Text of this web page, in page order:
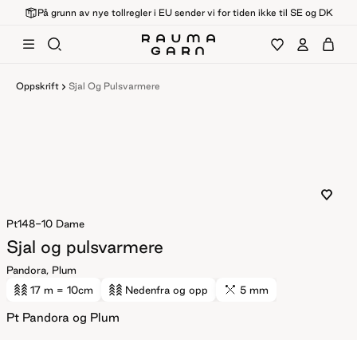
På grunn av nye tollregler i EU sender vi for tiden ikke til SE og DK
Oppskrift Sjal Og Pulsvarmere
Pt148-10 Dame
Sjal og pulsvarmere
Pandora, Plum
17 m = 10cm Nedenfra og opp 5 mm
Pt Pandora og Plum